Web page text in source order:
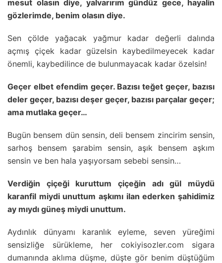
mesut olasın diye, yalvarırım gündüz gece, hayalin
gözlerimde, benim olasın diye.
Sen çölde yağacak yağmur kadar değerli dalında
açmış çiçek kadar güzelsin kaybedilmeyecek kadar
önemli, kaybedilince de bulunmayacak kadar özelsin!
Geçer elbet efendim geçer. Bazısı teğet geçer, bazısı
deler geçer, bazısı deşer geçer, bazısı parçalar geçer;
ama mutlaka geçer…
Bugün bensem dün sensin, deli bensem zincirim sensin,
sarhoş bensem şarabim sensin, aşık bensem aşkım
sensin ve ben hala yaşıyorsam sebebi sensin…
Verdiğin çiçeği kuruttum çiçeğin adı gül müydü
karanfil miydi unuttum aşkımı ilan ederken şahidimiz
ay mıydı güneş miydi unuttum.
Aydınlık dünyamı karanlık eyleme, seven yüreğimi
sensizliğe sürükleme, her cokiyisozler.com sigara
dumanında aklıma düşme, düşte gör benim düştüğüm